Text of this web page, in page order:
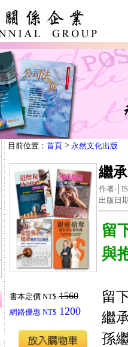
目前位置： 首頁 > 永然文化出版
書本定價 NT$ 1560
網路優惠 NT$ 1200
繼
作者
出版日
留
與
留
繼
孫